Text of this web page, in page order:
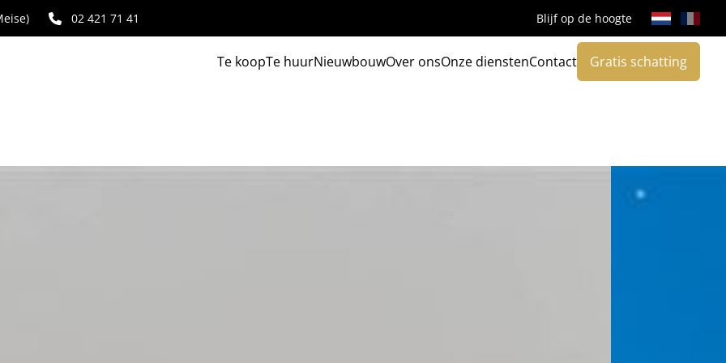
02 421 71 41 Blijf op de hoogte
Te koopTe huurNieuwbouwOver onsOnze dienstenContact Gratis schatting